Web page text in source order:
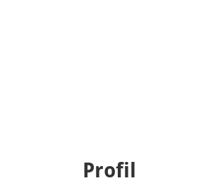
Profil